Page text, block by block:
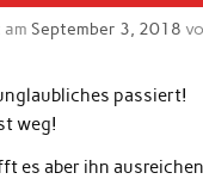
September 3, 2018
passiert!
weg!
es aber ihn